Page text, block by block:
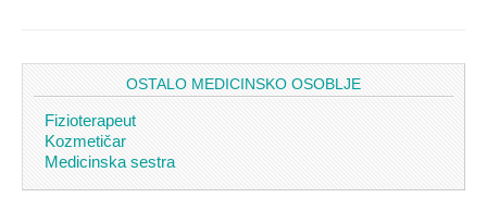
OSTALO MEDICINSKO OSOBLJE
Fizioterapeut
Kozmetičar
Medicinska sestra